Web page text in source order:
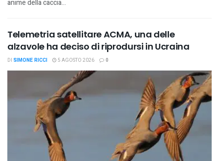
anime della caccia...
Telemetria satellitare ACMA, una delle
alzavole ha deciso di riprodursi in Ucraina
DI SIMONE RICCI 5 AGOSTO 2026 0